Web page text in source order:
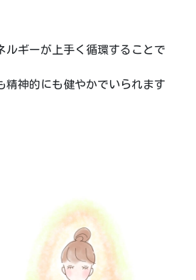
ルギーが上手く循環することで
精神的にも健やかでいられます